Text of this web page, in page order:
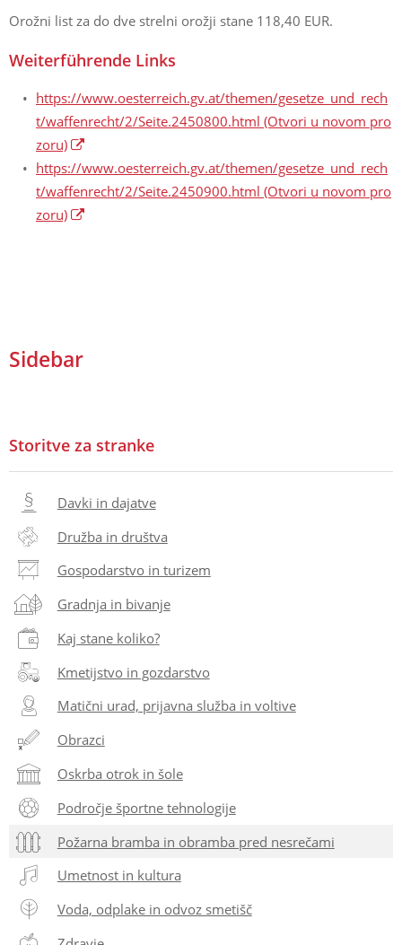
Orožni list za do dve strelni orožji stane 118,40 EUR.
Weiterführende Links
https://www.oesterreich.gv.at/themen/gesetze_und_rech
t/waffenrecht/2/Seite.2450800.html (Otvori u novom pro
zoru)
https://www.oesterreich.gv.at/themen/gesetze_und_rech
t/waffenrecht/2/Seite.2450900.html (Otvori u novom pro
zoru)
Sidebar
Storitve za stranke
Davki in dajatve
Družba in društva
Gospodarstvo in turizem
Gradnja in bivanje
Kaj stane koliko?
Kmetijstvo in gozdarstvo
Matični urad, prijavna služba in voltive
Obrazci
Oskrba otrok in šole
Področje športne tehnologije
Požarna bramba in obramba pred nesrečami
Umetnost in kultura
Voda, odplake in odvoz smetišč